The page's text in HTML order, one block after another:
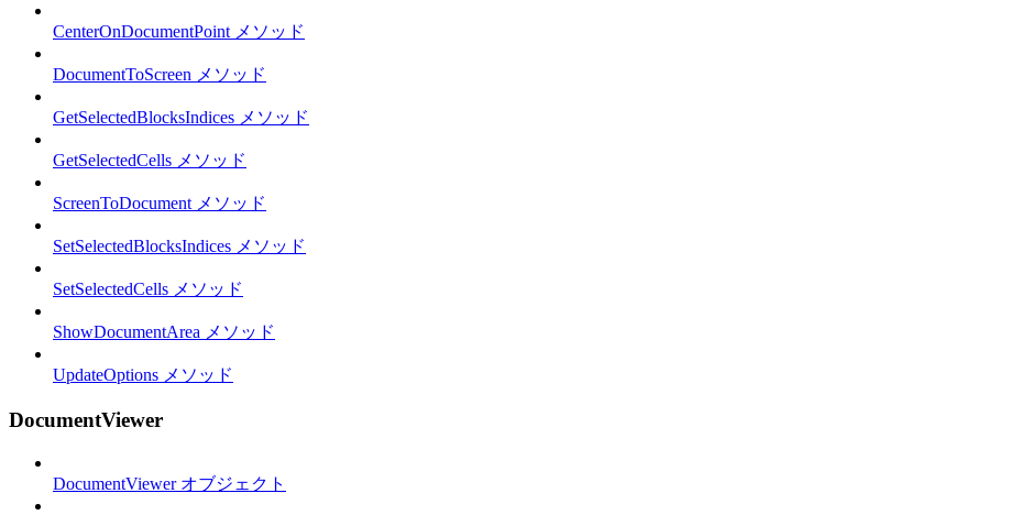
CenterOnDocumentPoint メソッド
DocumentToScreen メソッド
GetSelectedBlocksIndices メソッド
GetSelectedCells メソッド
ScreenToDocument メソッド
SetSelectedBlocksIndices メソッド
SetSelectedCells メソッド
ShowDocumentArea メソッド
UpdateOptions メソッド
DocumentViewer
DocumentViewer オブジェクト